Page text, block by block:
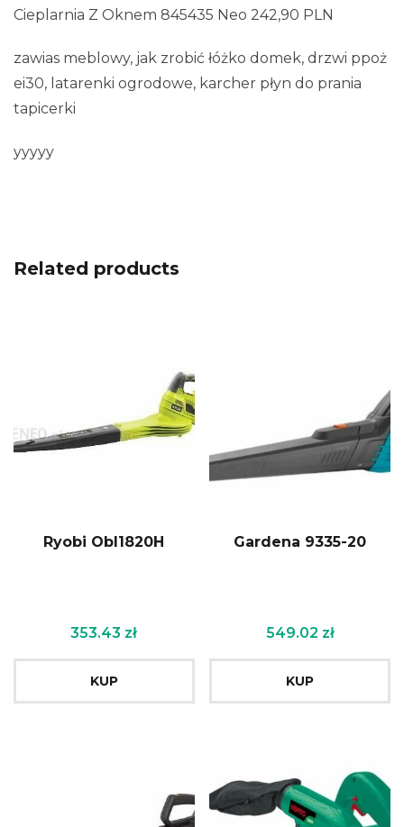
Cieplarnia Z Oknem 845435 Neo 242,90 PLN
zawias meblowy, jak zrobić łóżko domek, drzwi ppoż
ei30, latarenki ogrodowe, karcher płyn do prania
tapicerki
yyyyy
Related products
Ryobi Obl1820H
353.43 zł
KUP
Gardena 9335-20
549.02 zł
KUP